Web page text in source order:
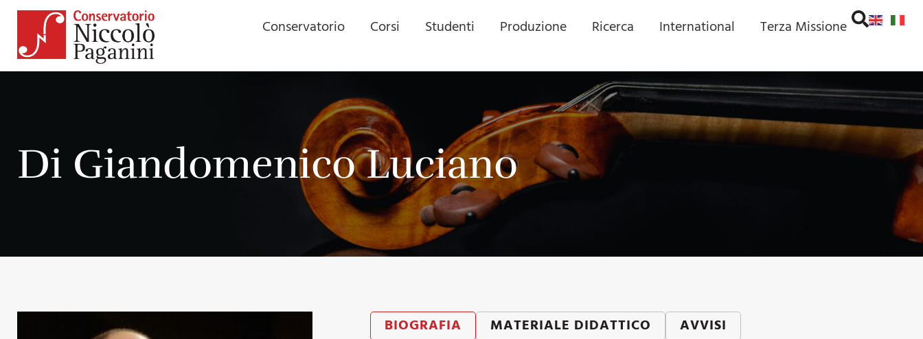
Conservatorio Corsi Studenti Produzione Ricerca International Terza Missione
Di Giandomenico Luciano
BIOGRAFIA MATERIALE DIDATTICO
AVVISI